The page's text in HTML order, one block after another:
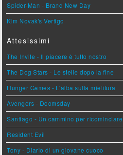
Spider-Man - Brand New Day
Kim Novak's Vertigo
Attesissimi
The Invite - Il piacere è tutto nostro
The Dog Stars - Le stelle dopo la fine
Hunger Games - L'alba sulla mietitura
Avengers - Doomsday
Santiago - Un cammino per ricominciare
Resident Evil
Tony - Diario di un giovane cuoco